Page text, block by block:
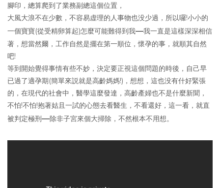
腳印，總算爬到了業務副總這個位置，
大風大浪不在少數，不容易虚理的人事物也没少過，所以囉!小小的
一個寶寶(從受精卵算起)怎麼可能難得到我—我一直是這樣深深相信
著，想當然爾，工作自然是擺在第一順位，懷孕的事，就順其自然
吧!
等到開始覺得事情有些不妙，決定要正視這個問題的時後，自己早
已過了適孕期(簡單來説就是高齡媽媽!)，想想，這也没有什好緊張
的，在現代的社會中，醫學這麼發達，高齡產婦也不是什麼新聞，
不怕!不怕!抱著姑且一試的心態去看醫生，不看還好，這一看，就直
被判定極刑—除非子宮來個大掃除，不然根本不用想。